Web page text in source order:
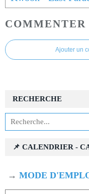
Ajouter un
RECHERCHE
📌 CALENDRIER -
→ MODE